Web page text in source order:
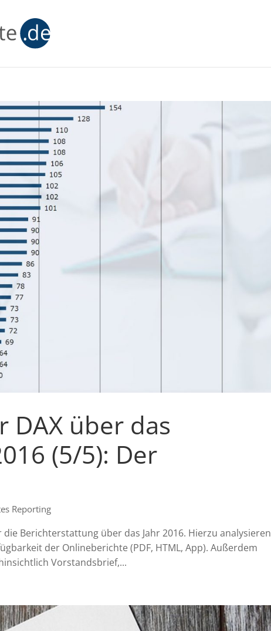
DAX über das
(5/5): Der
Reporting
Berichterstattung über das Jahr 2016. Hierzu
der Onlineberichte (PDF, HTML, App). Außerdem
Vorstandsbrief,...